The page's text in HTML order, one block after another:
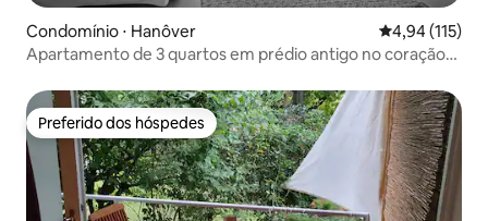
Condomínio ⋅ Hanôver 4,94 de uma
4,94 (115)
Apartamento de 3 quartos em prédio antigo no coração
Preferido dos hóspedes
Preferido dos hóspedes